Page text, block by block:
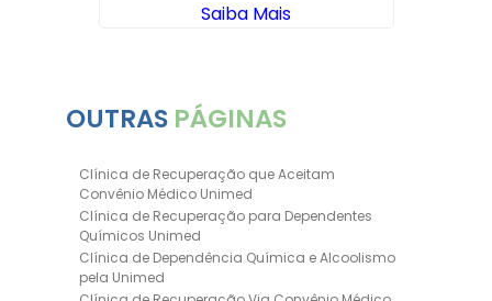
Saiba Mais
OUTRAS PÁGINAS
Clínica de Recuperação que Aceitam
Convênio Médico Unimed
Clínica de Recuperação para Dependentes
Químicos Unimed
Clínica de Dependência Química e Alcoolismo
pela Unimed